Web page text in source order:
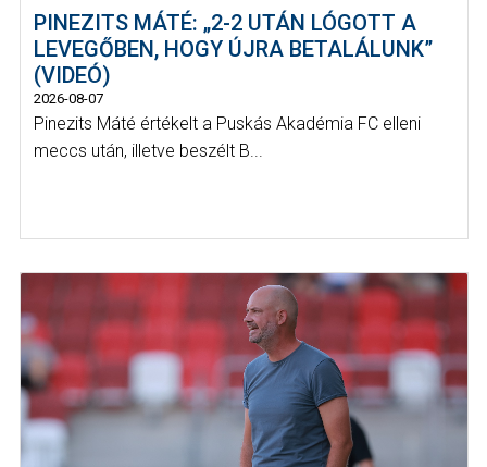
PINEZITS MÁTÉ: „2-2 UTÁN LÓGOTT A
LEVEGŐBEN, HOGY ÚJRA BETALÁLUNK”
(VIDEÓ)
2026-08-07
Pinezits Máté értékelt a Puskás Akadémia FC elleni
meccs után, illetve beszélt B...